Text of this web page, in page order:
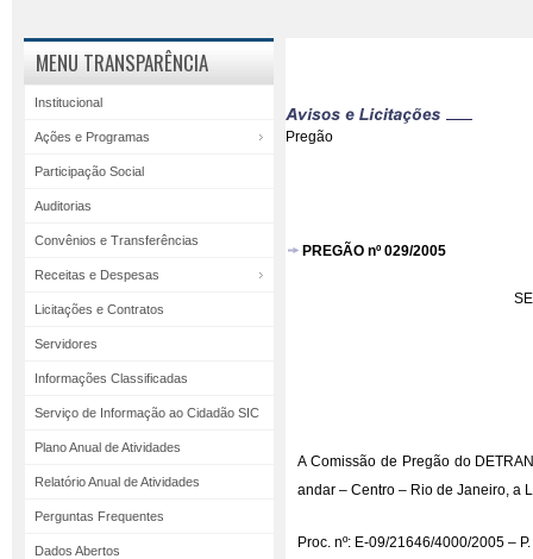
MENU TRANSPARÊNCIA
Institucional
Ações e Programas
Participação Social
Auditorias
Convênios e Transferências
Receitas e Despesas
Licitações e Contratos
Servidores
Informações Classificadas
Serviço de Informação ao Cidadão SIC
Plano Anual de Atividades
Relatório Anual de Atividades
Perguntas Frequentes
Dados Abertos
Pregão
PREGÃO nº 029/2005
A Comissão de Pregão do
andar – Centro – Rio de Janeiro, a
Proc. nº: E-09/21646/4000/2005 –